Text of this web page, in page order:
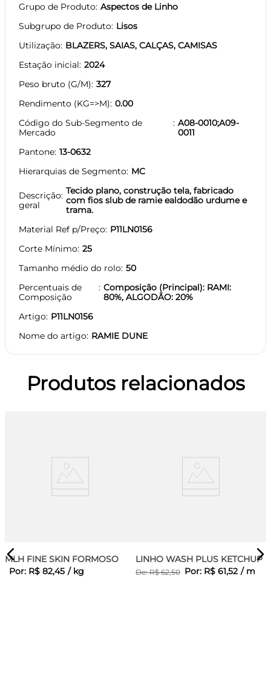
Grupo de Produto Aspectos de Linho
Subgrupo de Produto Lisos
Utilização BLAZERS, SAIAS, CALÇAS, CAMISAS
Estação inicial 2024
Peso bruto (G/M) 327
Rendimento (KG=>M) 0.00
Código do Sub-Segmento de
Mercado
A08-0010;A09-
0011
Pantone 13-0632
Hierarquias de Segmento MC
Descrição
geral
Tecido plano, construção tela, fabricado
com fios slub de ramie ealdodão urdume e
trama.
Material Ref p/Preço P11LN0156
Corte Mínimo 25
Tamanho médio do rolo 50
Percentuais de
Composição
Composição (Principal): RAMI:
80%, ALGODÃO: 20%
Artigo P11LN0156
Nome do artigo RAMIE DUNE
Produtos relacionados
MLH FINE SKIN FORMOSO
Por: R$ 82,45 / kg
LINHO WASH PLUS KETCHUP
De:R$ 62,50 Por: R$ 61,52 / m